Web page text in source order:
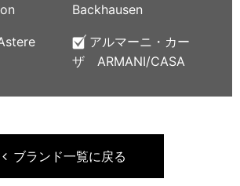
Backhausen
アルマーニ・カー
ザ ARMANI/CASA
ブランド一覧に戻る